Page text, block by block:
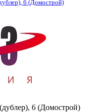
6 (Домострой)
6 (Домострой)